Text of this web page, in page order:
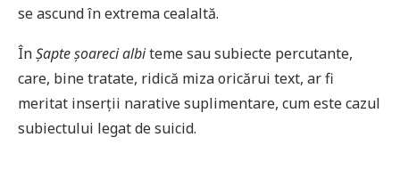
se ascund în extrema cealaltă.
ÎnȘapte șoareci albiteme sau subiecte percutante,
care, bine tratate, ridică miza oricărui text, ar fi
meritat inserții narative suplimentare, cum este cazul
subiectului legat de suicid.